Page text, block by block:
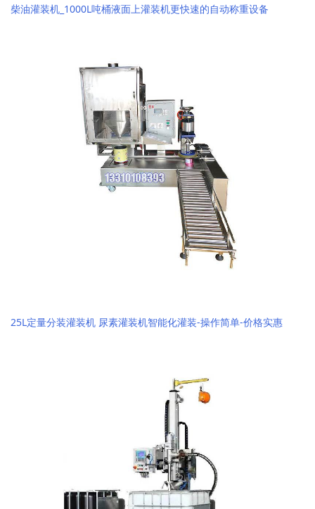
柴油灌装机_1000L吨桶液面上灌装机更快速的自动称重设备
25L定量分装灌装机 尿素灌装机智能化灌装-操作简单-价格实惠